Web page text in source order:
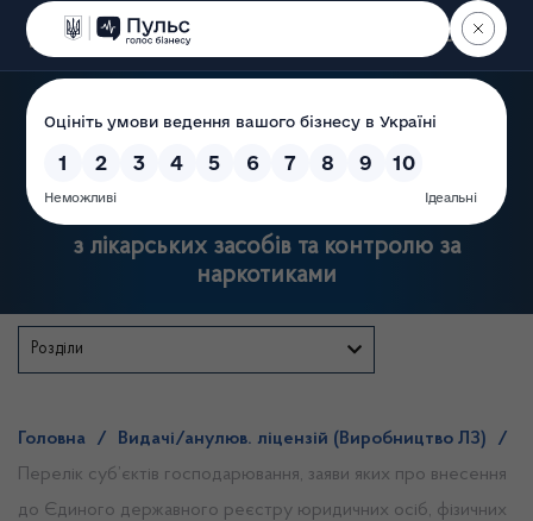
Пошук
Державна служба України
з лікарських засобів та контролю за
наркотиками
Розділи
Головна / Видачі/анулюв. ліцензій (Виробництво ЛЗ)
/
Перелік суб’єктів господарювання, заяви яких про внесення
до Єдиного державного реєстру юридичних осіб, фізичних